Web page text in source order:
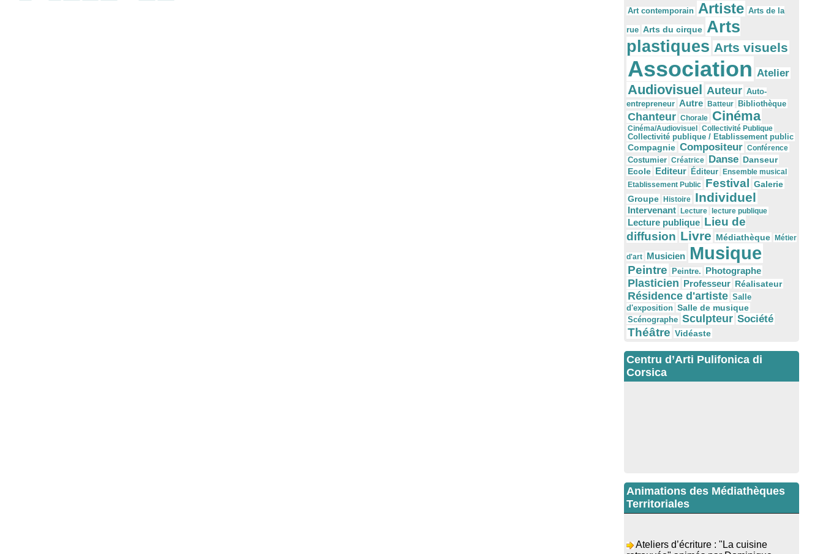
Art contemporain Artiste Arts de la
rue Arts du cirque Arts
plastiques Arts visuels
Association Atelier
Audiovisuel Auteur Auto-
entrepreneur Autre Batteur Bibliothèque
Chanteur Chorale Cinéma
Cinéma/Audiovisuel
Collectivité Publique
Collectivité publique / Etablissement public
Compagnie Compositeur Conférence
Costumier Créatrice Danse Danseur
Ecole Editeur Éditeur
Ensemble musical
Etablissement Public Festival Galerie
Groupe
Histoire Individuel
Intervenant Lecture lecture publique
Lecture publique Lieu de
diffusion Livre Médiathèque Métier
d'art Musicien Musique
Peintre Peintre. Photographe
Plasticien Professeur Réalisateur
Résidence d'artiste Salle
d'exposition Salle de musique
Scénographe Sculpteur Société
Théâtre Vidéaste
Centru d’Arti Pulifonica di
Corsica
Animations des Médiathèques
Territoriales
retrouvée" animés par Dominique